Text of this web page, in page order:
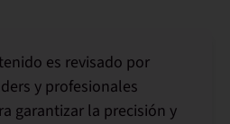
es revisado por
y profesionales
garantizar la precisión y